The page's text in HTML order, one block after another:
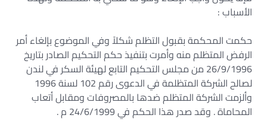
الأسباب :
حكمت المحكمة بقبول التظلم شكلاً وفي الموضوع بإلغاء أمر
الرفض المتظلم منه وأمرت بتنفيذ حكم التحكيم الصادر بتاريخ
26/9/1996 من مجلس التحكيم التابع لهيئة السكر في لندن
لصالح الشركة المتظلمة في الدعوى رقم 102 لسنة 1996
وألزمت الشركة المتظلم ضدها بالمصروفات ومقابل أتعاب
المحاماة . وقد صدر هذا الحكم في 24/6/1999 م .